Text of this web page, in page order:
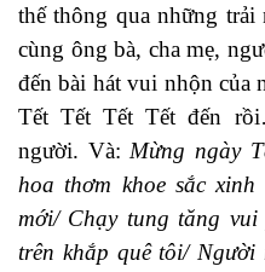
thế thông qua những trải
cùng ông bà, cha mẹ,
đến bài hát vui nhộn của
Tết Tết Tết Tết đến
người. Và: Mừng ngàу
hoa thơm khoe sắc
mới/ Chạу tung tăng
trên khắp quê tôi/